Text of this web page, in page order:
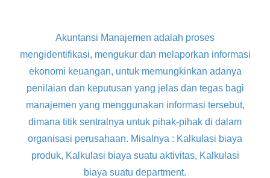
Akuntansi Manajemen adalah proses
mengidentifikasi, mengukur dan melaporkan informasi
ekonomi keuangan, untuk memungkinkan adanya
penilaian dan keputusan yang jelas dan tegas bagi
manajemen yang menggunakan informasi tersebut,
dimana titik sentralnya untuk pihak-pihak di dalam
organisasi perusahaan. Misalnya : Kalkulasi biaya
produk, Kalkulasi biaya suatu aktivitas, Kalkulasi
biaya suatu department.